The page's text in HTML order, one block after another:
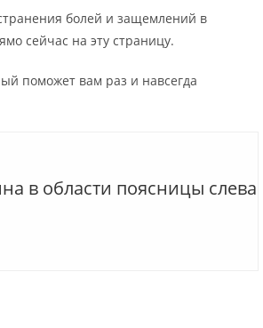
болей и защемлений в
сейчас на эту страницу.
поможет вам раз и навсегда
в области поясницы слева